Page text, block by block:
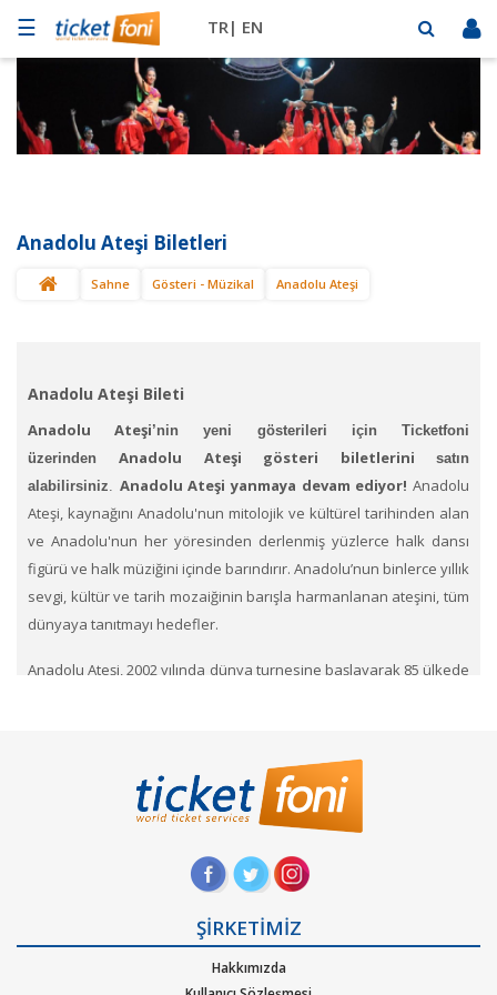
☰ TR| EN
Basketbol
Mekanlar
Diğer
Anadolu Ateşi Biletleri
Sahne Gösteri - Müzikal Anadolu Ateşi
Anadolu Ateşi Bileti
Anadolu Ateşi’nin yeni gösterileri
için Ticketfoni
üzerindenAnadolu Ateşi gösteri biletlerinisatın
alabilirsiniz. Anadolu Ateşi yanmaya devam ediyor! Anadolu
Ateşi, kaynağını Anadolu'nun mitolojik ve kültürel tarihinden alan
ve Anadolu'nun her yöresinden derlenmiş yüzlerce halk dansı
figürü ve halk müziğini içinde barındırır. Anadolu’nun binlerce yıllık
sevgi, kültür ve tarih mozaiğinin barışla harmanlanan ateşini, tüm
dünyaya tanıtmayı hedefler.
Anadolu Ateşi, 2002 yılında dünya turnesine başlayarak 85 ülkede
alan topluluk dünya basını tarafından ilgiyle izlenilmiştir. Grup,
Amerika’da New York Madison Square Garden, Chicago’da
Chicago Theater, Fransa’da Bercy, Çin’de Çin Halk Parlamento
Binası, Moskova’da Kremlin Palace, Mısır’da tarihi Muhammet Ali
Camisi ve Piramitlerin Önü gibi dünyanın en önemli
merkezlerinde gösteri yapmış ve başta cumhurbaşkanları,
başbakanlar, krallar olmak üzere ülke liderleri tarafından ayakta
ŞİRKETİMİZ
Hakkımızda